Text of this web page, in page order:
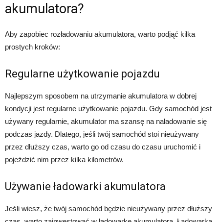
akumulatora?
Aby zapobiec rozładowaniu akumulatora, warto podjąć kilka
prostych kroków:
Regularne użytkowanie pojazdu
Najlepszym sposobem na utrzymanie akumulatora w dobrej
kondycji jest regularne użytkowanie pojazdu. Gdy samochód jest
używany regularnie, akumulator ma szansę na naładowanie się
podczas jazdy. Dlatego, jeśli twój samochód stoi nieużywany
przez dłuższy czas, warto go od czasu do czasu uruchomić i
pojeździć nim przez kilka kilometrów.
Używanie ładowarki akumulatora
Jeśli wiesz, że twój samochód będzie nieużywany przez dłuższy